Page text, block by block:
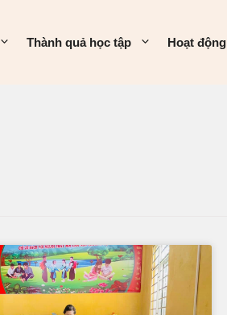
Thành quả học tập Hoạt động